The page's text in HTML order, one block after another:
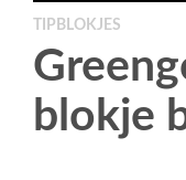
TIPBLOKJES
blokje